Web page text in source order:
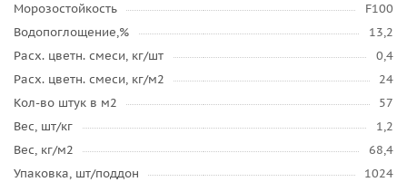
Морозостойкость
F100
Водопоглощение,%
13,2
Расх. цветн. смеси, кг/шт
0,4
Расх. цветн. смеси, кг/м2
24
Кол-во штук в м2
57
Вес, шт/кг
1,2
Вес, кг/м2
68,4
Упаковка, шт/поддон
1024